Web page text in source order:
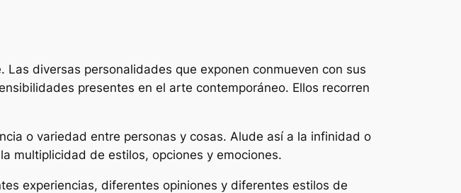
diversas personalidades que exponen conmueven con sus
presentes en el arte contemporáneo. Ellos recorren
o variedad entre personas y cosas. Alude así a la infinidad o
multiplicidad de estilos, opciones y emociones.
experiencias, diferentes opiniones y diferentes estilos de